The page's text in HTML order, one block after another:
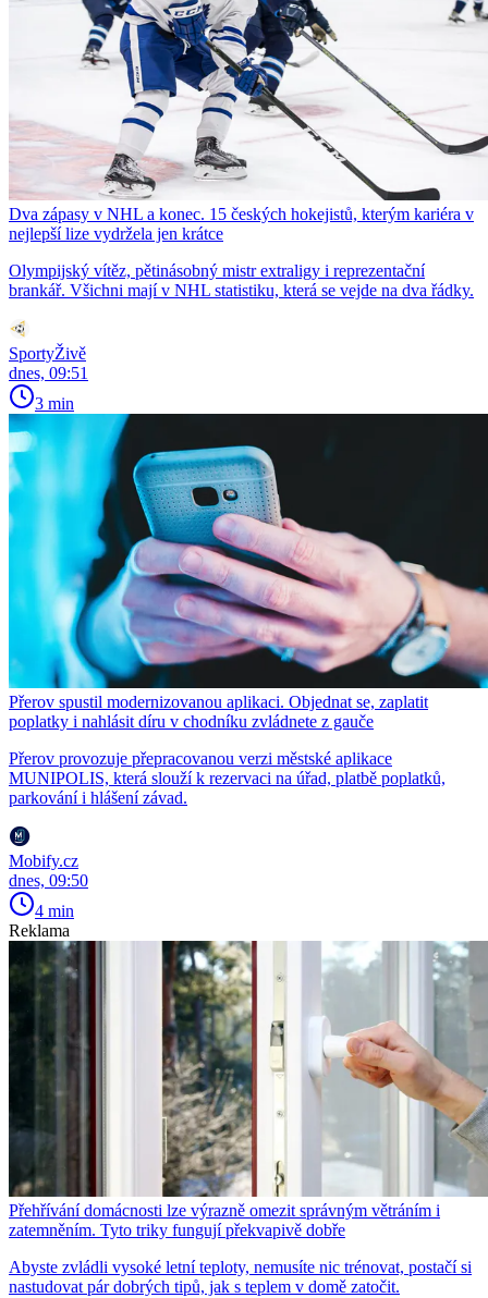
Dva zápasy v NHL a konec. 15 českých hokejistů, kterým kariéra v
nejlepší lize vydržela jen krátce
Olympijský vítěz, pětinásobný mistr extraligy i reprezentační
brankář. Všichni mají v NHL statistiku, která se vejde na dva řádky.
SportyŽivě
dnes, 09:51
3 min
Přerov spustil modernizovanou aplikaci. Objednat se, zaplatit
poplatky i nahlásit díru v chodníku zvládnete z gauče
Přerov provozuje přepracovanou verzi městské aplikace
MUNIPOLIS, která slouží k rezervaci na úřad, platbě poplatků,
parkování i hlášení závad.
Mobify.cz
dnes, 09:50
4 min
Reklama
Přehřívání domácnosti lze výrazně omezit správným větráním i
zatemněním. Tyto triky fungují překvapivě dobře
Abyste zvládli vysoké letní teploty, nemusíte nic trénovat, postačí si
nastudovat pár dobrých tipů, jak s teplem v domě zatočit.